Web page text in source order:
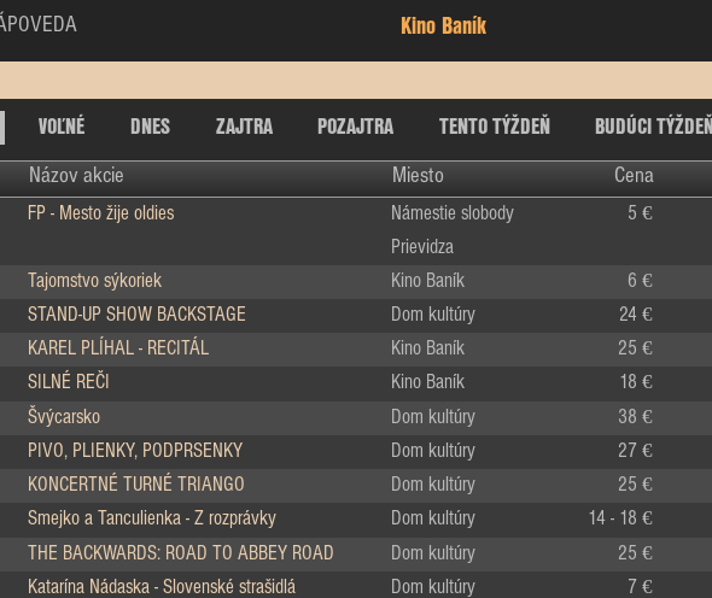
Kino Baník
VOĽNÉ DNES ZAJTRA POZAJTRA TENTO TÝŽDEŇ BUDÚCI TÝŽDEŇ
Názov akcie Miesto Cena
FP - Mesto žije oldies
Námestie slobody
Prievidza
5 €
Tajomstvo sýkoriek Kino Baník 6 €
STAND-UP SHOW BACKSTAGE Dom kultúry 24 €
KAREL PLÍHAL - RECITÁL Kino Baník 25 €
SILNÉ REČI Kino Baník 18 €
Švýcarsko Dom kultúry 38 €
PIVO, PLIENKY, PODPRSENKY Dom kultúry 27 €
KONCERTNÉ TURNÉ TRIANGO Dom kultúry 25 €
Smejko a Tanculienka - Z rozprávky Dom kultúry 14 - 18 €
THE BACKWARDS: ROAD TO ABBEY ROAD Dom kultúry 25 €
Katarína Nádaska - Slovenské strašidlá Dom kultúry 7 €